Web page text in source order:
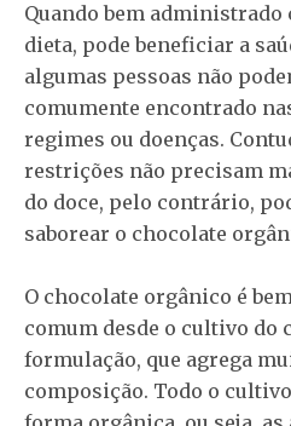
Quando bem
dieta, pode beneficiar a
algumas pessoas não
comumente encontrado
regimes ou doenças.
restrições não precisam
do doce, pelo contrário,
saborear o chocolate
O chocolate orgânico é
comum desde o cultivo do
formulação, que agrega
composição. Todo o